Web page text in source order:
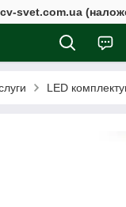
cv-svet.com.ua
LED